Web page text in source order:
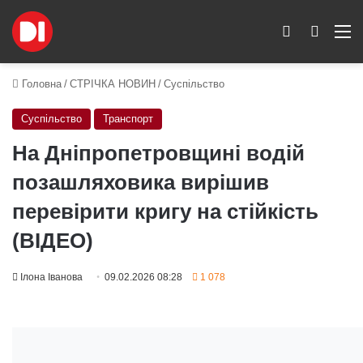
Пошук
Switch skin
Головна / СТРІЧКА НОВИН / Суспільство
Суспільство Транспорт
На Дніпропетровщині водій
позашляховика вирішив
перевірити кригу на стійкість
(ВІДЕО)
Ілона Іванова 09.02.2026 08:28 1 078